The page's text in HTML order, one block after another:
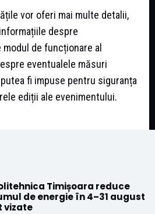
vor oferi mai multe detalii,
despre
de funcționare al
eventualele măsuri
fi impuse pentru siguranța
ediții ale evenimentului.
Timișoara reduce
de energie în 4–31 august
vizate